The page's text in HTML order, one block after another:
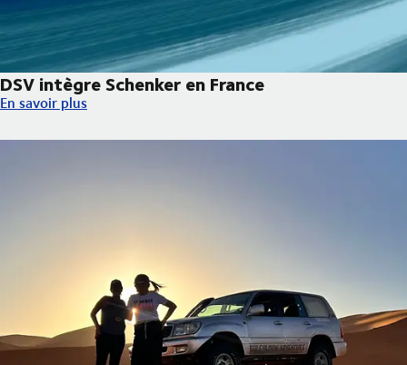
DSV intègre Schenker en France
DSV intègre Schenker en France
En savoir plus